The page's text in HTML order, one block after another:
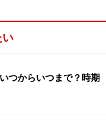
い
つからいつまで？時期